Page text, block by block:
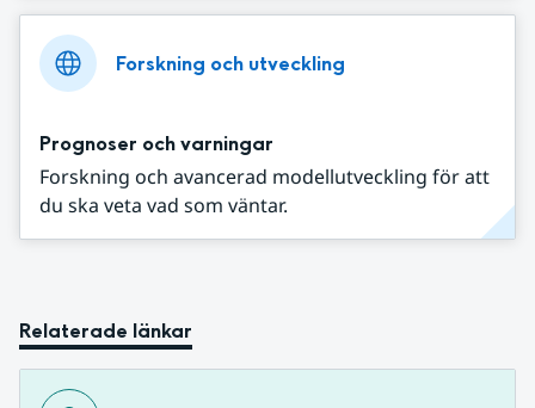
Forskning och utveckling
Prognoser och varningar
Forskning och avancerad modellutveckling för att
du ska veta vad som väntar.
Relaterade länkar